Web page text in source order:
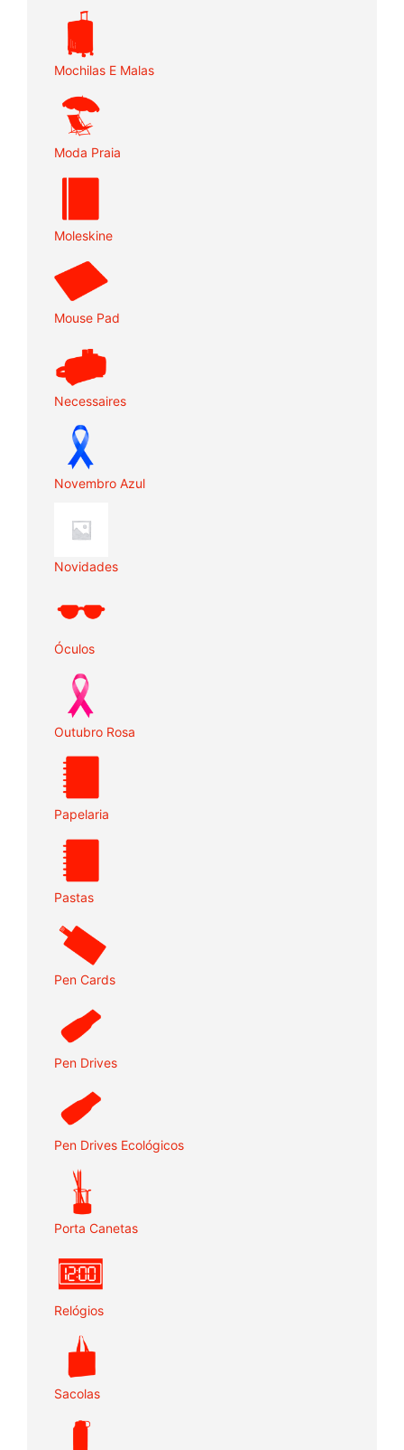
Mochilas E Malas
Moda Praia
Moleskine
Mouse Pad
Necessaires
Novembro Azul
Novidades
Óculos
Outubro Rosa
Papelaria
Pastas
Pen Cards
Pen Drives
Pen Drives Ecológicos
Porta Canetas
Relógios
Sacolas